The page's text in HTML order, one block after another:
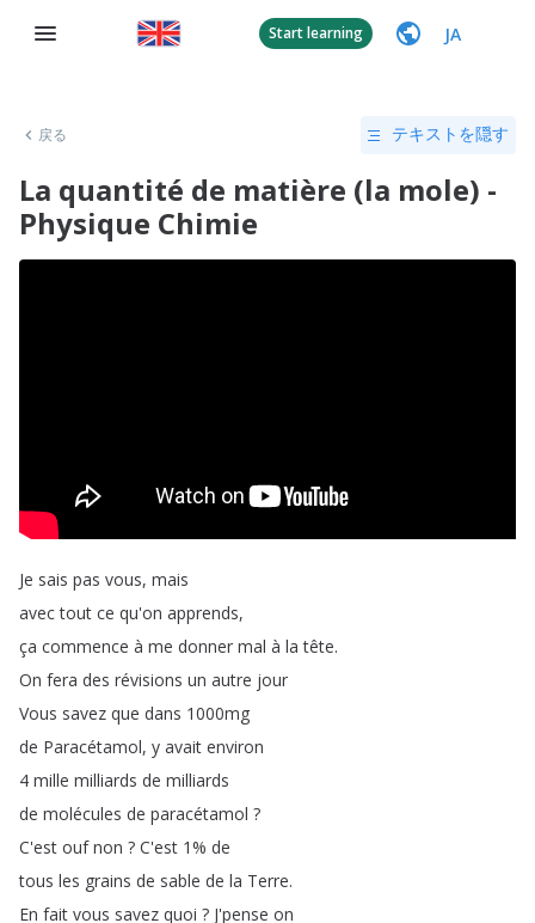
Start learning JA
戻る テキストを隠す
La quantité de matière (la mole) -
Physique Chimie
Je sais pas vous, mais
avec tout ce qu'on apprends,
ça commence à me donner mal à la tête.
On fera des révisions un autre jour
Vous savez que dans 1000mg
de Paracétamol, y avait environ
4 mille milliards de milliards
de molécules de paracétamol ?
C'est ouf non ? C'est 1% de
tous les grains de sable de la Terre.
En fait vous savez quoi ? J'pense on